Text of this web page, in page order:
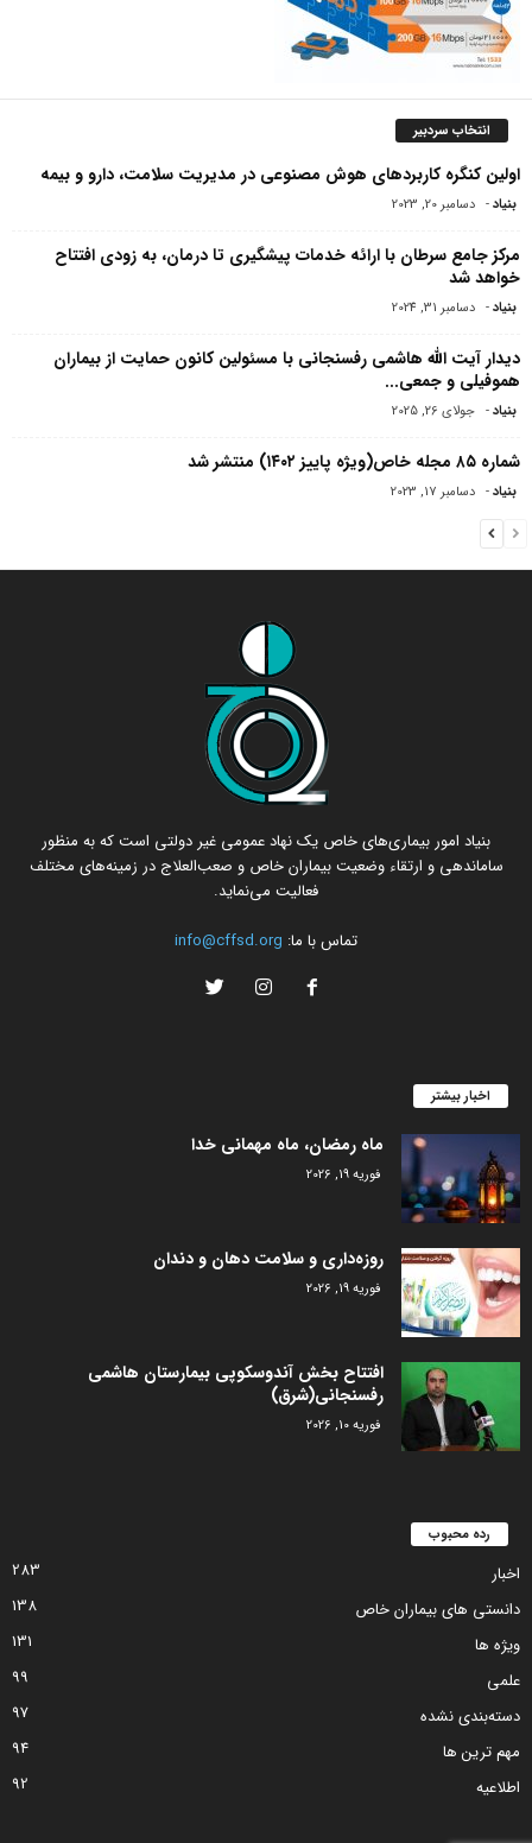
انتخاب سردبیر
اولین کنگره کاربردهای هوش مصنوعی در مدیریت سلامت، دارو و بیمه
بنیاد- دسامبر 20, 2023
مرکز جامع سرطان با ارائه خدمات پیشگیری تا درمان، به زودی افتتاح
خواهد شد
بنیاد- دسامبر 31, 2024
دیدار آیت الله هاشمی رفسنجانی با مسئولین کانون حمایت از بیماران
هموفیلى و جمعى...
بنیاد- جولای 26, 2025
شماره ۸۵ مجله خاص(ویژه پاییز ۱۴۰۲) منتشر شد
بنیاد- دسامبر 17, 2023
بنیاد امور بیماری‌های خاص یک نهاد عمومی غیر دولتی است که به منظور
ساماندهی و ارتقاء وضعیت بیماران خاص و صعب‌العلاج در زمینه‌های مختلف
فعالیت می‌نماید.
تماس با ما: info@cffsd.org
اخبار بیشتر
ماه رمضان، ماه مهمانی خدا
فوریه 19, 2026
روزه‌داری و سلامت دهان و دندان
فوریه 19, 2026
افتتاح بخش آندوسکوپی بیمارستان هاشمی
رفسنجانی(شرق)
فوریه 10, 2026
رده محبوب
اخبار
283
دانستی های بیماران خاص
138
ویژه ها
131
علمی
99
دسته‌بندی نشده
97
مهم ترین ها
94
اطلاعیه
92